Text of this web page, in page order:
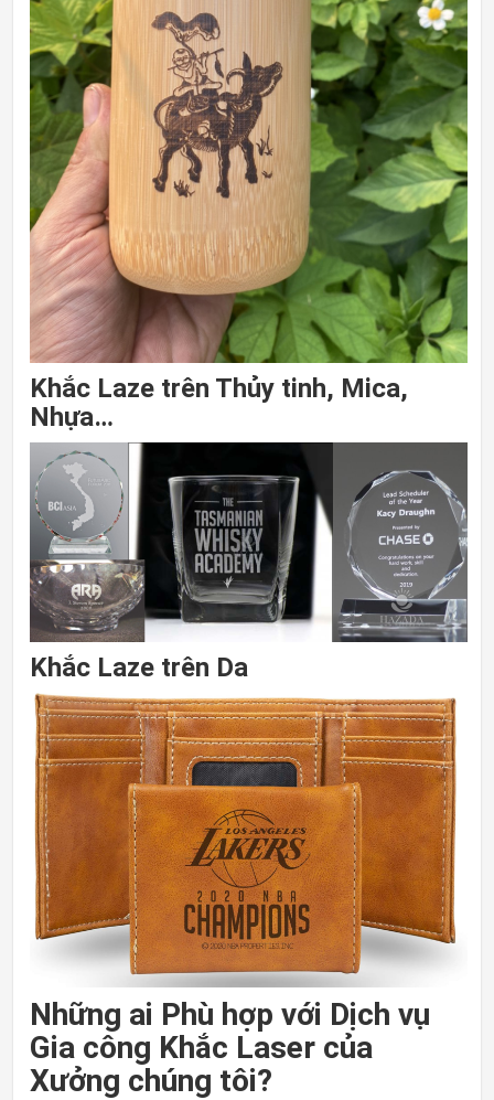
Khắc Laze trên Thủy tinh, Mica,
Nhựa…
Khắc Laze trên Da
Những ai Phù hợp với Dịch vụ
Gia công Khắc Laser của
Xưởng chúng tôi?